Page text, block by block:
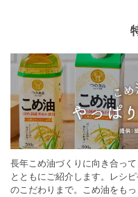
長年こめ油づくりに向き合っ
とともにご紹介します。レシ
のこだわりまで。こめ油をも